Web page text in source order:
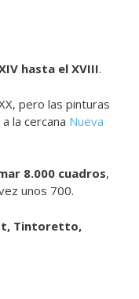
hasta el XVIII.
pero las pinturas
la cercana Nueva
8.000 cuadros,
unos 700.
Tintoretto,